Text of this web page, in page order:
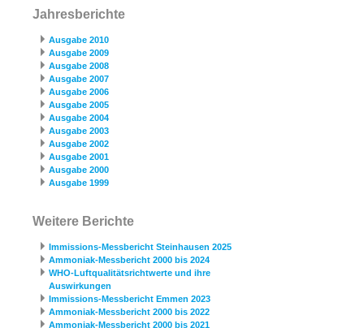
Jahresberichte
Ausgabe 2010
Ausgabe 2009
Ausgabe 2008
Ausgabe 2007
Ausgabe 2006
Ausgabe 2005
Ausgabe 2004
Ausgabe 2003
Ausgabe 2002
Ausgabe 2001
Ausgabe 2000
Ausgabe 1999
Weitere Berichte
Immissions-Messbericht Steinhausen 2025
Ammoniak-Messbericht 2000 bis 2024
WHO-Luftqualitätsrichtwerte und ihre
Auswirkungen
Immissions-Messbericht Emmen 2023
Ammoniak-Messbericht 2000 bis 2022
Ammoniak-Messbericht 2000 bis 2021